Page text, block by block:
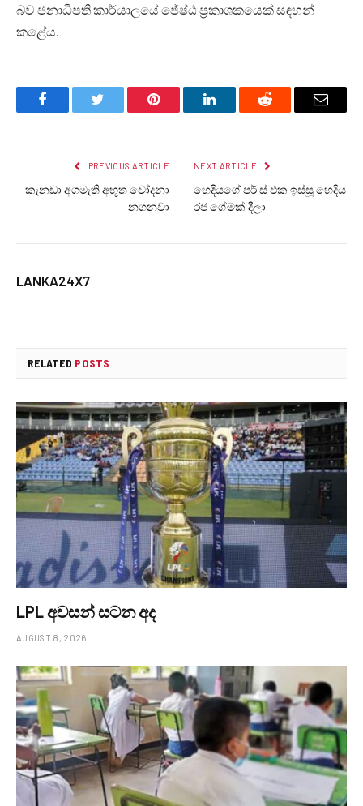
බව ජනාධිපති කාර්යාලයේ ජේෂ්ඨ ප්‍රකාශකයෙක් සඳහන්
කළේය.
FacebookTwitter Pinterest LinkedInReddit Email
PREVIOUS ARTICLE
කැනඩා අගමැති අභූත චෝදනා
නගනවා
NEXT ARTICLE
හෙදියගේ පර් ස් එක ඉස්සූ හෙදිය
රජ ගේමක් දීලා
LANKA24X7
RELATED POSTS
LPL අවසන් සටන අද
AUGUST 8, 2026